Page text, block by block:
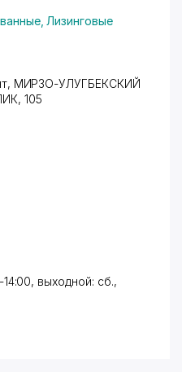
, Лизинговые
МИРЗО-УЛУГБЕКСКИЙ
, 105
выходной: сб.,